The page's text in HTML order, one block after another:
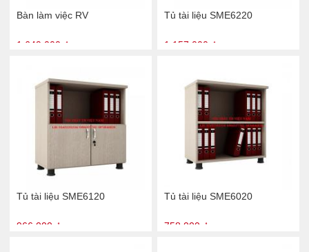
Bàn làm việc RV
1.649.000 ₫
Tủ tài liệu SME6220
1.157.000 ₫
Tủ tài liệu SME6120
966.000 ₫
Tủ tài liệu SME6020
758.000 ₫